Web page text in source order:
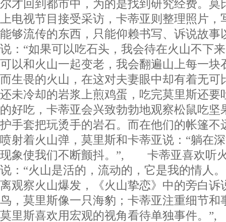
尔才回到都市中，为的是找到研究经费。莫
上电视节目接受采访，卡蒂亚则整理照片
能够流传的东西，只能仰赖书写、诉说故事
说：“如果可以吃石头，我会待在火山不下
可以和火山一起变老，我会翻遍山上每一
而生畏的火山，在这对夫妻眼中却有着无可
还未冷却的岩浆上煎鸡蛋，吃完莫里斯还要
的好吃，卡蒂亚会兴致勃勃地观察松鼠吃坚
护手套把玩烫手的岩石。而在他们的帐篷不
喷射着火山弹，莫里斯和卡蒂亚说：“躺在
现象使我们不断颤抖。”, 卡蒂亚喜欢听
说：“火山是活的，流动的，它是我的情人
离观察火山爆发，《火山挚恋》中的旁白诉
鸟，莫里斯像一只海豹；卡蒂亚注重细节和
莫里斯喜欢用宏观的视角看待单独事件。